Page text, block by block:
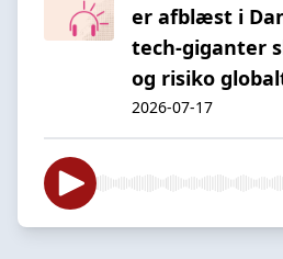
er afblæst i
tech-giganter
og risiko
2026-07-17